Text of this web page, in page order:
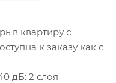
в квартиру с
к заказу как с
дБ: 2 слоя